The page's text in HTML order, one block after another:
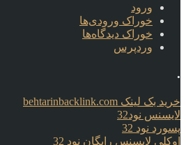
ورود
خوراک ورودی‌ها
خوراک دیدگاه‌ها
وردپرس
.
خرید بک لینک behtarinbacklink.com
لایسنس نود32
پسورد نود 32
اوکلی لایسنس رایگان نود 32